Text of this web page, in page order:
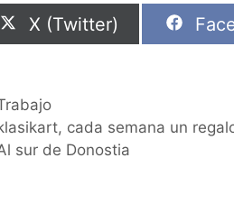
Compartir
en
X (Twitter)
en
cada semana un
sur de Donostia